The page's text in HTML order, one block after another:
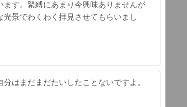
す。緊縛にあまり今興味ありませんが
景でわくわく拝見させてもらいまし
はまだまだたいしたことないですよ。